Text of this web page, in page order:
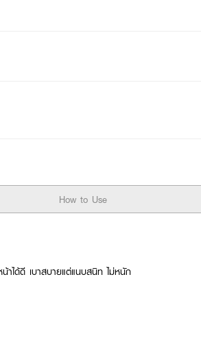
How to Use
าได้ดี เบาสบายแต่แนบสนิท ไม่หนัก